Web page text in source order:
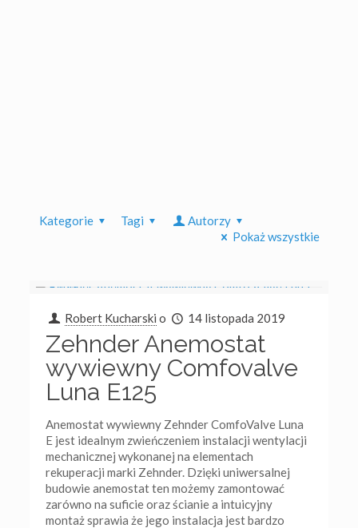
Kategorie Tagi
Autorzy
Pokaż wszystkie
Robert Kucharski o 14 listopada 2019
Zehnder Anemostat
wywiewny Comfovalve
Luna E125
Anemostat wywiewny Zehnder ComfoValve Luna
E jest idealnym zwieńczeniem instalacji wentylacji
mechanicznej wykonanej na elementach
rekuperacji marki Zehnder. Dzięki uniwersalnej
budowie anemostat ten możemy zamontować
zarówno na suficie oraz ścianie a intuicyjny
montaż sprawia że jego instalacja jest bardzo